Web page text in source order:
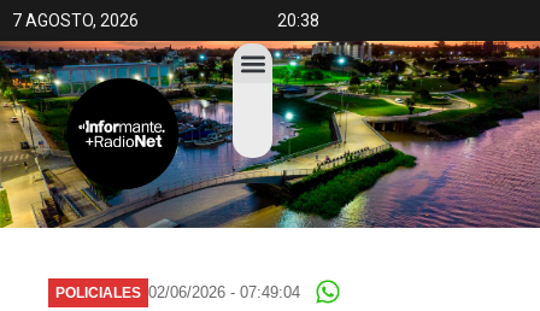
7 AGOSTO, 2026 20:38
POLICIALES 02/06/2026 - 07:49:04